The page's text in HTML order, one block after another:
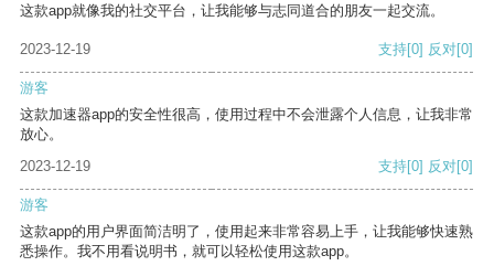
这款app就像我的社交平台，让我能够与志同道合的朋友一起交流。
2023-12-19 支持[0] 反对[0]
游客
这款加速器app的安全性很高，使用过程中不会泄露个人信息，让我非常
放心。
2023-12-19
支持[0] 反对[0]
游客
这款app的用户界面简洁明了，使用起来非常容易上手，让我能够快速熟
悉操作。我不用看说明书，就可以轻松使用这款app。